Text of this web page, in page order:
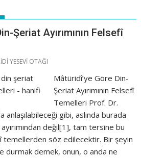
Şeriat Ayırımının Felsefî
YESEVİ OTAĞI
Mâtüridî’ye Göre Din-
Şeriat Ayırımının Felsefî
Temelleri Prof. Dr.
anlaşılabileceği gibi, aslında burada
değil[1], tam tersine bu
temellerden söz edilecektir. Bir şeyin
durmak demek, onun, o anda ne